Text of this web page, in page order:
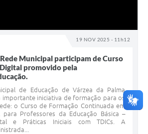
19 NOV 2025 - 11h12
Municipal participam de Curso
promovido pela
de Educação de Várzea da Palma
importante iniciativa de formação para os
o Curso de Formação Continuada em
para Professores da Educação Básica –
e Práticas Iniciais com TDICs. A